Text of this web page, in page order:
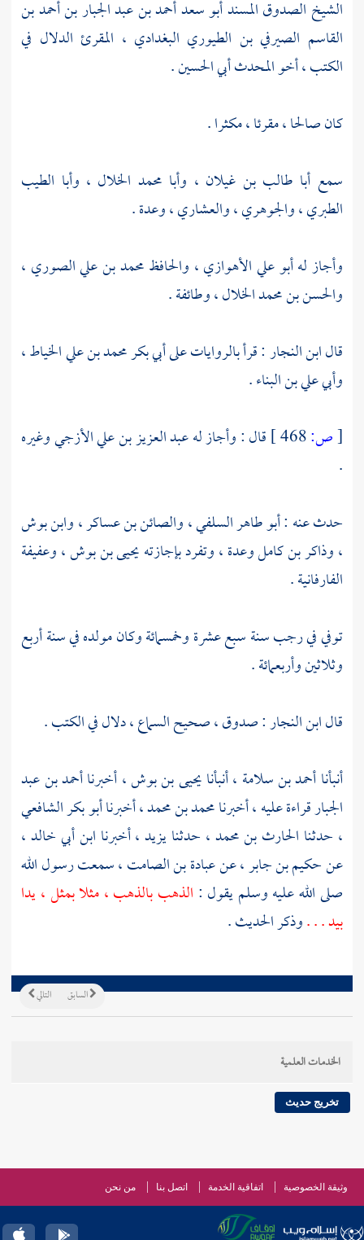
الشيخ الصدوق المسند أبو سعد أحمد بن عبد الجبار بن أحمد بن
القاسم الصيرفي بن الطيوري البغدادي ، المقرئ الدلال في
الكتب ، أخو المحدث أبي الحسين .
كان صالحا ، مقرئا ، مكثرا .
سمع أبا طالب بن غيلان ، وأبا محمد الخلال ، وأبا الطيب
الطبري،والجوهري،والعشاري، وعدة .
وأجاز لهأبو علي الأهوازي، والحافظ محمد بن علي الصوري ،
والحسن بن محمد الخلال، وطائفة .
قالابن النجار: قرأ بالروايات علىأبي بكر محمد بن علي الخياط،
وأبي علي بن البناء.
[ص: قال : وأجاز لهعبد العزيز بن علي الأزجيوغيره
.
حدث عنه :أبو طاهر السلفي،والصائن بن عساكر،وابن بوش
،وذاكر بن كاملوعدة ، وتفرد بإجازتهيحيى بن بوش،وعفيفة
الفارفانية.
توفي في رجب سنة سبع عشرة وخمسمائة وكان مولده في سنة أربع
وثلاثين وأربعمائة .
قالابن النجار: صدوق ، صحيح السماع ، دلال في الكتب .
أنبأناأحمد بن سلامة ، أنبأنايحيى بن بوش، أخبرناأحمد بن عبد
الجبارقراءة عليه ، أخبرنامحمد بن محمد، أخبرناأبو بكر الشافعي
، حدثنا الحارث بن محمد، حدثنايزيد، أخبرنا ابن أبي خالد،
عنحكيم بن جابر، عنعبادة بن الصامت، سمعت رسول الله
صلى الله عليه وسلم يقول : الذهب بالذهب ، مثلا بمثل ، يدا
بيد . . .وذكر الحديث .
التالي السابق
الخدمات العلمية
تخريج حديث
وثيقة الخصوصية اتفاقية الخدمة اتصل بنا من نحن